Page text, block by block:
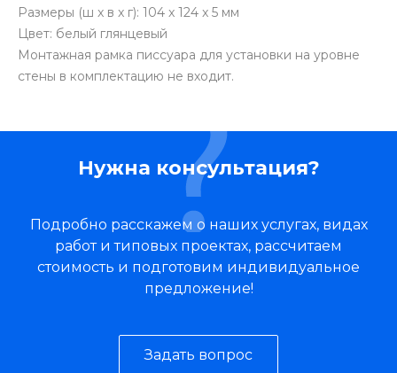
Размеры (ш x в x г): 104 x 124 x 5 мм
Цвет: белый глянцевый
Монтажная рамка писсуара для установки на уровне
стены в комплектацию не входит.
Нужна консультация?
Подробно расскажем о наших услугах, видах
работ и типовых проектах, рассчитаем
стоимость и подготовим индивидуальное
предложение!
Задать вопрос